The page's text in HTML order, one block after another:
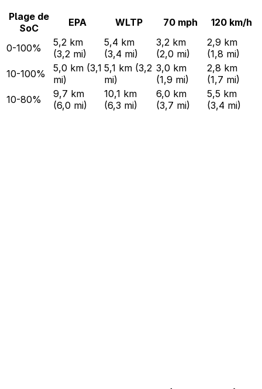
Plage de
SoC
EPA WLTP 70 mph 120 km/h
0-100%
5,2 km
(3,2 mi)
5,4 km
(3,4 mi)
3,2 km
(2,0 mi)
2,9 km
(1,8 mi)
10-100%
5,0 km (3,1
mi)
5,1 km (3,2
mi)
3,0 km
(1,9 mi)
2,8 km
(1,7 mi)
10-80%
9,7 km
(6,0 mi)
10,1 km
(6,3 mi)
6,0 km
(3,7 mi)
5,5 km
(3,4 mi)